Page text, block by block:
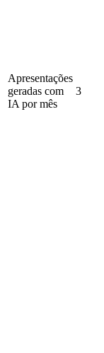
Apresentações
geradas com
IA por mês
3